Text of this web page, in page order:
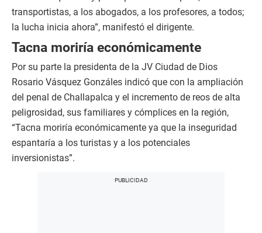
transportistas, a los abogados, a los profesores, a todos;
la lucha inicia ahora”, manifestó el dirigente.
Tacna moriría económicamente
Por su parte la presidenta de la JV Ciudad de Dios
Rosario Vásquez Gonzáles indicó que con la ampliación
del penal de Challapalca y el incremento de reos de alta
peligrosidad, sus familiares y cómplices en la región,
“Tacna moriría económicamente ya que la inseguridad
espantaría a los turistas y a los potenciales
inversionistas”.